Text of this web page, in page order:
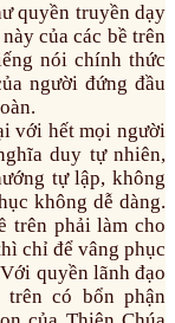
quyền truyền dạy
của các bề trên
nói chính thức
người đứng đầu
hết mọi người
duy tự nhiên,
tự lập, không
không dễ dàng.
trên phải làm cho
chỉ để vâng phục
quyền lãnh đạo
trên có bổn phận